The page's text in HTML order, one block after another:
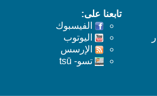
تابعنا على:
الفيسبوك
اليوتوب
اﻹرسس
تسو- tsū